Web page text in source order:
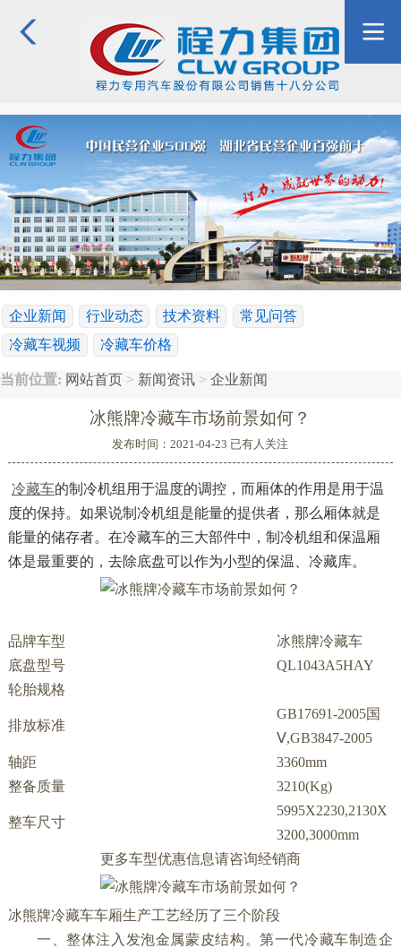
企业新闻 行业动态 技术资料
常见问答
冷藏车视频
冷藏车价格
当前位置: 网站首页 > 新闻资讯 > 企业新闻
冰熊牌冷藏车市场前景如何？
发布时间：2021-04-23 已有人关注
冷藏车的制冷机组用于温度的调控，而厢体的作用是用于温
度的保持。如果说制冷机组是能量的提供者，那么厢体就是
能量的储存者。在冷藏车的三大部件中，制冷机组和保温厢
体是最重要的，去除底盘可以作为小型的保温、冷藏库。
品牌车型
冰熊牌冷藏车
底盘型号
QL1043A5HAY
轮胎规格
排放标准
GB17691-2005国
Ⅴ,GB3847-2005
轴距
3360mm
整备质量
3210(Kg)
整车尺寸
5995X2230,2130X
3200,3000mm
更多车型优惠信息请咨询经销商
冰熊牌冷藏车车厢生产工艺经历了三个阶段
一、整体注入发泡金属蒙皮结构。第一代冷藏车制造企